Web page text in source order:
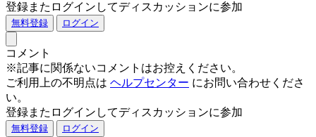
登録またログインしてディスカッションに参加
無料登録 ログイン
コメント
※記事に関係ないコメントはお控えください。
ご利用上の不明点は ヘルプセンター にお問い合わせくださ
い。
登録またログインしてディスカッションに参加
無料登録 ログイン